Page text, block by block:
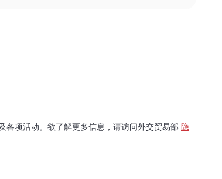
各项活动。欲了解更多信息，请访问外交贸易部 隐